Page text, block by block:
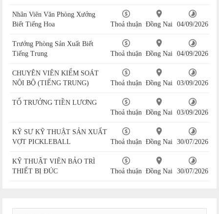
Nhân Viên Văn Phòng Xưởng
Biết Tiếng Hoa
Thoả thuận Đồng Nai 04/09/2026
Trưởng Phòng Sản Xuất Biết
Tiếng Trung
Thoả thuận Đồng Nai 04/09/2026
CHUYÊN VIÊN KIỂM SOÁT
NỘI BỘ (TIẾNG TRUNG)
Thoả thuận Đồng Nai 03/09/2026
TỔ TRƯỞNG TIỀN LƯƠNG
Thoả thuận Đồng Nai 03/09/2026
KỸ SƯ KỸ THUẬT SẢN XUẤT
VỢT PICKLEBALL
Thoả thuận Đồng Nai 30/07/2026
KỸ THUẬT VIÊN BẢO TRÌ
THIẾT BỊ ĐÚC
Thoả thuận Đồng Nai 30/07/2026